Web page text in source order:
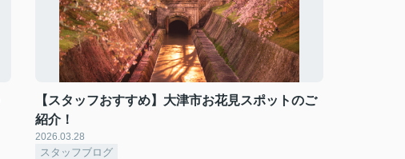
【スタッフおすすめ】大津市お花見スポットのご
紹介！
2026.03.28
スタッフブログ